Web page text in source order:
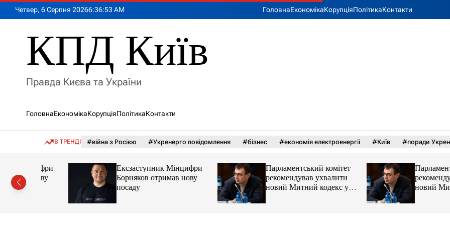
Четвер, 6 Серпня 20266:36:54 AM ГоловнаЕкономікаКорупціяПолітикаКонтакти
КПД Київ
Правда Києва та України
ГоловнаЕкономікаКорупціяПолітикаКонтакти
В ТРЕНДІ #війна з Росією #Укренерго повідомлення #бізнес #економія електроенергії #Київ #поради
нову
Ексзаступник Мінцифри
Борняков отримав нову
посаду
Парламентський комітет
рекомендував ухвалити
новий Митний кодекс у
першому читанні
Парламентський
рекомендував
новий Митний
першому читанні